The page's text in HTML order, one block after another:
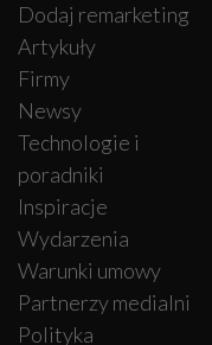
Dodaj remarketing
Artykuły
Firmy
Newsy
Technologie i
poradniki
Inspiracje
Wydarzenia
Warunki umowy
Partnerzy medialni
Polityka